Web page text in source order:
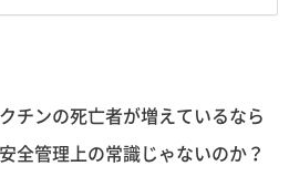
チンの死亡者が増えているなら
全管理上の常識じゃないのか？